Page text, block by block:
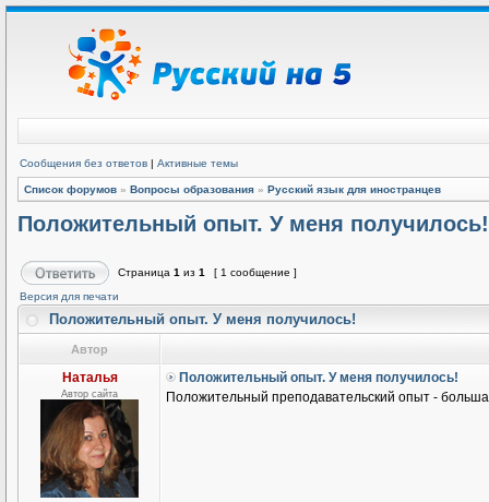
Сообщения без ответов | Активные темы
Список форумов » Вопросы образования » Русский язык для иностранцев
Положительный опыт. У меня получилось!
Страница 1 из 1
[ 1 сообщение ]
Версия для печати
Положительный опыт. У меня получилось!
Автор
Наталья
Автор сайта
Положительный опыт. У меня получилось!
Положительный преподавательский опыт -